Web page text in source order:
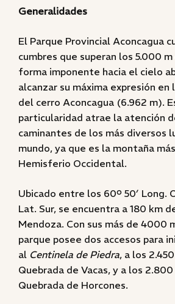
Generalidades
El Parque Provincial Aconcagua
cumbres que superan los 5.000
forma imponente hacia el cielo
alcanzar su máxima expresión
del cerro Aconcagua (6.962 m).
particularidad atrae la atención
caminantes de los más diversos
mundo, ya que es la montaña
Hemisferio Occidental.
Ubicado entre los 60º 50′ Long.
Lat. Sur, se encuentra a 180 km
Mendoza. Con sus más de 4000
parque posee dos accesos para
al Centinela de Piedra, a los
Quebrada de Vacas, y a los
Quebrada de Horcones.